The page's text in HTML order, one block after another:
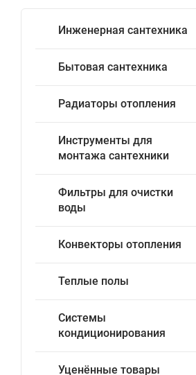
Инженерная сантехника
Бытовая сантехника
Радиаторы отопления
Инструменты для
монтажа сантехники
Фильтры для очистки
воды
Конвекторы отопления
Теплые полы
Системы
кондиционирования
Уценённые товары